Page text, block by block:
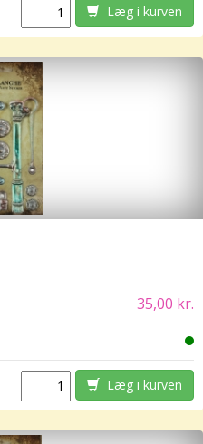
Læg i kurven
35,00 kr.
Læg i kurven